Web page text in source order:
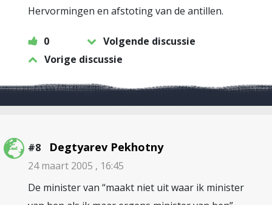
Hervormingen en afstoting van de antillen.
0
Volgende discussie
Vorige discussie
#8 Degtyarev Pekhotny
24 maart 2005 , 16:45
De minister van “maakt niet uit waar ik minister